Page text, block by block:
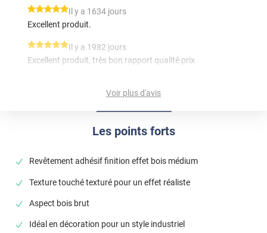
Les points forts
Revêtement adhésif finition effet bois médium
Texture touché texturé pour un effet réaliste
Aspect bois brut
Idéal en décoration pour un style industriel
*****
Il y a 1634 jours
Excellent produit.
*****
Il y a 1982 jours
Excellent produit, très bon rapport qualité prix
J'avais peur pour la couleur mais c'est comme sur le site
Super adhésif, épais mais qui se travaille en chauffant
Bonjour Jérôme, Merci pour votre retour enthousiaste
et su tirer parti de sa souplesse une fois chauffé. C’est
parfait pour une table arrondie, bravo pour le résultat
Voir plus d'avis